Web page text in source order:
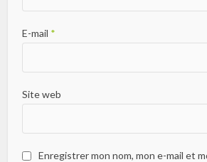
E-mail *
Site web
Enregistrer mon nom, mon e-mail et